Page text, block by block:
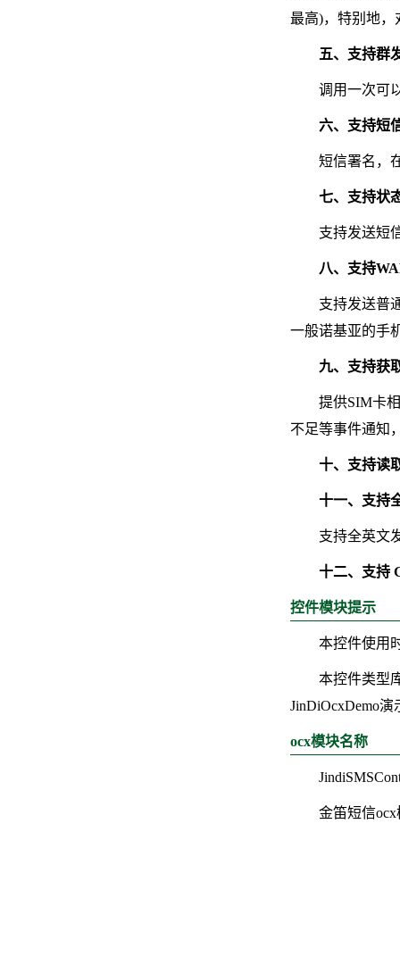
最高)，特别地，
五、支持群
调用一次可
六、支持短
短信署名，
七、支持状
支持发送短
八、支持
支持发送普
一般诺基亚的手
九、支持获
提供SIM卡
不足等事件通知
十、支持读
十一、支持
支持全英文
十二、支持
控件模块提示
本控件使用
本控件类型
JinDiOcxDemo演
ocx模块名称
金笛短信